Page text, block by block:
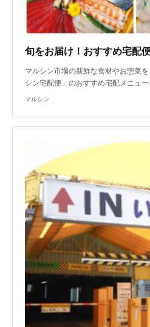
旬をお届け！おすすめ宅配
マルシン市場の新鮮な食材やお惣菜
シン宅配便」のおすすめ宅配メニュ
マルシン